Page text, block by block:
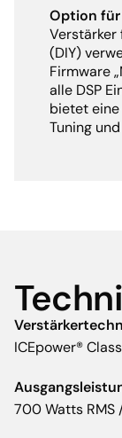
Option
Verstärker
(DIY)
Firmware
alle DSP
bietet eine
Tuning
ICEpower®
700 Watts RMS